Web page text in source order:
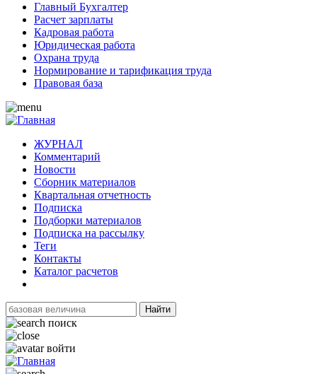
Главный Бухгалтер
Расчет зарплаты
Кадровая работа
Юридическая работа
Охрана труда
Нормирование и тарификация труда
Правовая база
ЖУРНАЛ
Комментарий
Новости
Сборник материалов
Квартальная отчетность
Подписка
Подборки материалов
Подписка на рассылку
Теги
Контакты
Каталог расчетов
Найти
поиск
войти